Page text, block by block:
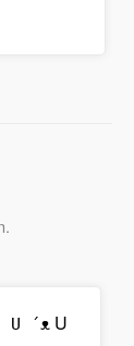
´ᴥ U